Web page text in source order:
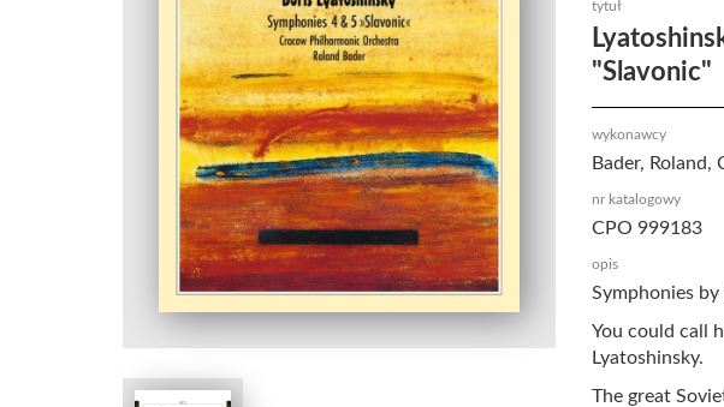
tytuł
"Slavonic"
wykonawcy
Bader,
nr katalogowy
CPO 999183
opis
Symphonies
You could call
Lyatoshinsky.
The great